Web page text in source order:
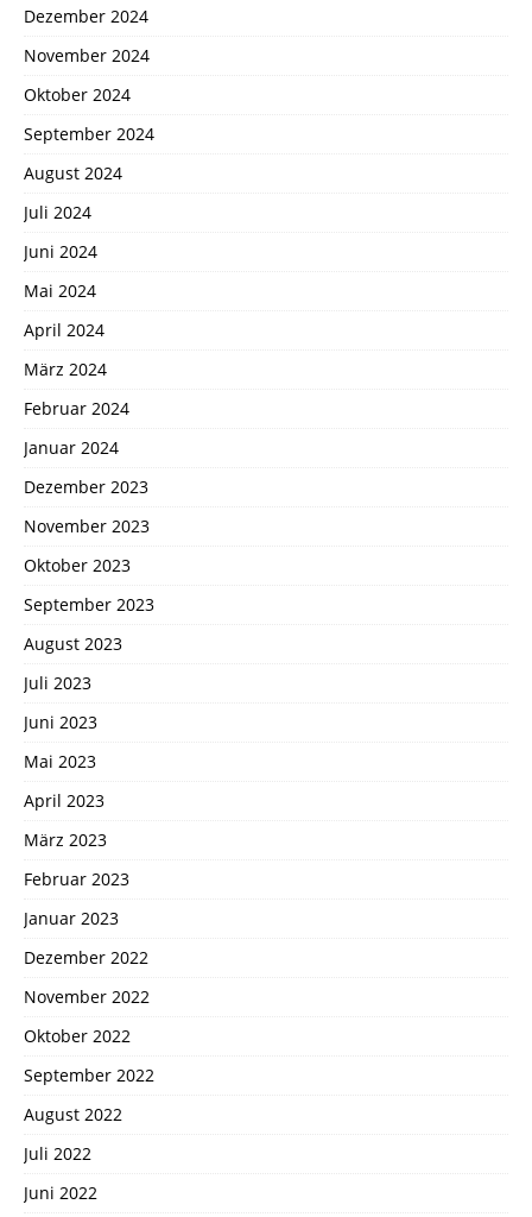
Dezember 2024
November 2024
Oktober 2024
September 2024
August 2024
Juli 2024
Juni 2024
Mai 2024
April 2024
März 2024
Februar 2024
Januar 2024
Dezember 2023
November 2023
Oktober 2023
September 2023
August 2023
Juli 2023
Juni 2023
Mai 2023
April 2023
März 2023
Februar 2023
Januar 2023
Dezember 2022
November 2022
Oktober 2022
September 2022
August 2022
Juli 2022
Juni 2022